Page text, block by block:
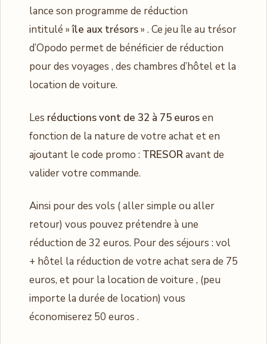
lance son programme de réduction
intitulé »île aux trésors» . Ce jeu île au trésor
d’Opodo permet de bénéficier de réduction
pour des voyages , des chambres d’hôtel et la
location de voiture.
Les réductions vont de 32 à 75 eurosen
fonction de la nature de votre achat et en
ajoutant le code promo : TRESORavant de
valider votre commande.
Ainsi pour des vols ( aller simple ou aller
retour) vous pouvez prétendre à une
réduction de 32 euros. Pour des séjours : vol
+ hôtel la réduction de votre achat sera de 75
euros, et pour la location de voiture , (peu
importe la durée de location) vous
économiserez 50 euros .